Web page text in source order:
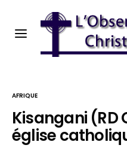
AFRIQUE
Kisangani (RD
église